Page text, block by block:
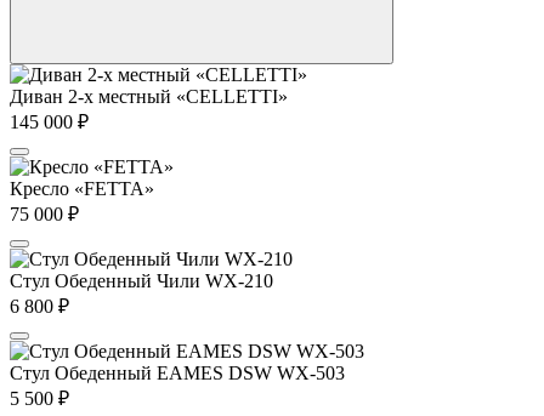
Диван 2-х местный «CELLETTI»
145 000 ₽
Кресло «FETTA»
75 000 ₽
Стул Обеденный Чили WX-210
6 800 ₽
Стул Обеденный EAMES DSW WX-503
5 500 ₽